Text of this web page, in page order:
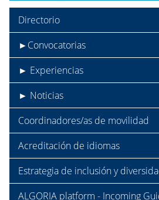
Directorio
►Convocatorias
► Experiencias
► Noticias
Coordinadores/as de movilidad
Acreditación de idiomas
Estrategia de inclusión y
ALGORIA platform - Incoming